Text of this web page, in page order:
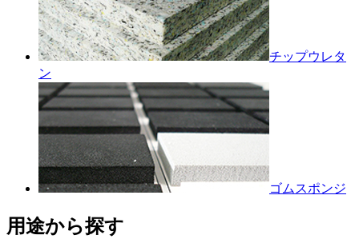
チップウレタ
ン
ゴムスポンジ
用途から探す